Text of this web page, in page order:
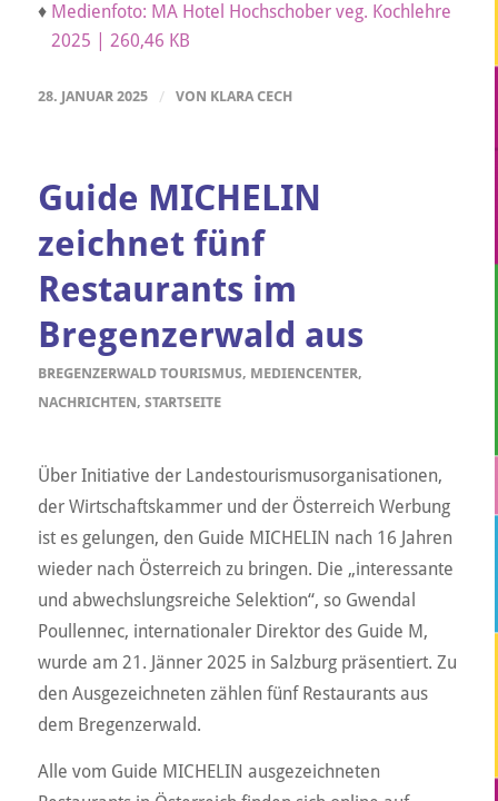
♦ Medienfoto: MA Hotel Hochschober veg. Kochlehre
2025 | 260,46 KB
28. JANUAR 2025 / VON KLARA CECH
Guide MICHELIN
zeichnet fünf
Restaurants im
Bregenzerwald aus
BREGENZERWALD TOURISMUS, MEDIENCENTER,
NACHRICHTEN, STARTSEITE
Über Initiative der Landestourismusorganisationen,
der Wirtschaftskammer und der Österreich Werbung
ist es gelungen, den Guide MICHELIN nach 16 Jahren
wieder nach Österreich zu bringen. Die „interessante
und abwechslungsreiche Selektion“, so Gwendal
Poullennec, internationaler Direktor des Guide M,
wurde am 21. Jänner 2025 in Salzburg präsentiert. Zu
den Ausgezeichneten zählen fünf Restaurants aus
dem Bregenzerwald.
Alle vom Guide MICHELIN ausgezeichneten